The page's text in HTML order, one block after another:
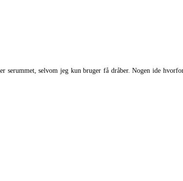
selvom jeg kun bruger få dråber. Nogen ide